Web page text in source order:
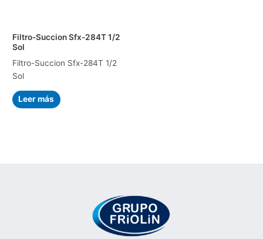
Filtro-Succion Sfx-284T 1/2
Sol
Filtro-Succion Sfx-284T 1/2
Sol
Leer más